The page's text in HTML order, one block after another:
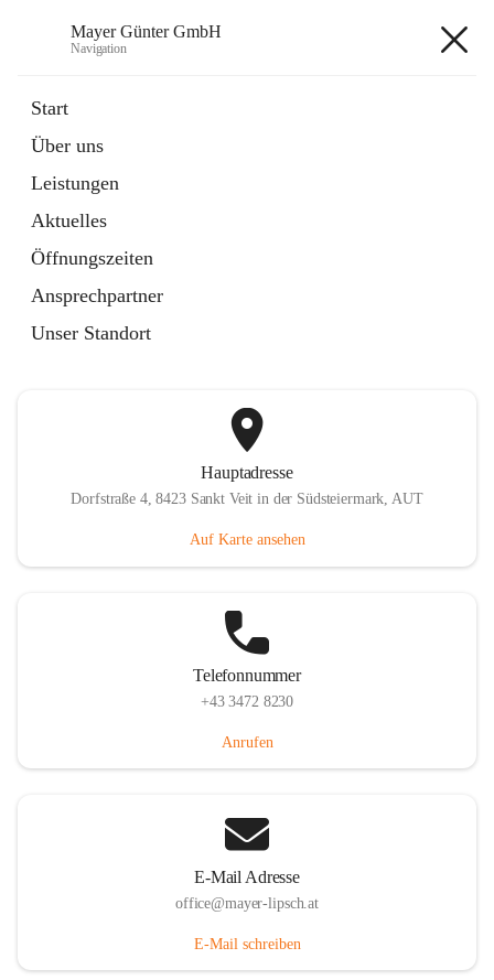
Mayer Günter GmbH
Navigation
Start
Über uns
Leistungen
Aktuelles
Öffnungszeiten
Ansprechpartner
Unser Standort
Artikel
in
Tab
TRANSPORTE
Artikel
öffnet
in
neuem
Tab
Hauptadresse
Dorfstraße 4, 8423 Sankt Veit in der Südsteiermark, AUT
Auf Karte ansehen
Telefonnummer
+43 3472 8230
Anrufen
E-Mail Adresse
office@mayer-lipsch.at
E-Mail schreiben